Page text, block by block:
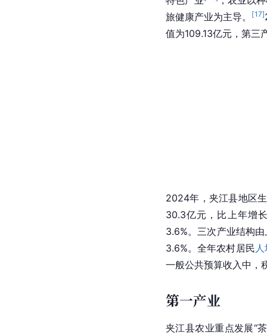
旅健康产业为主导。
[17]
值为109.13亿元，第三
2024年，夹江县地区
30.3亿元，比上年增
3.6%。三次产业结构
3.6%。全年农村居民
一般公共预算收入中，
第一产业
夹江县农业重点发展“